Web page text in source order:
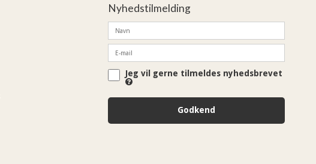
Nyhedstilmelding
Jeg vil gerne tilmeldes nyhedsbrevet
Godkend